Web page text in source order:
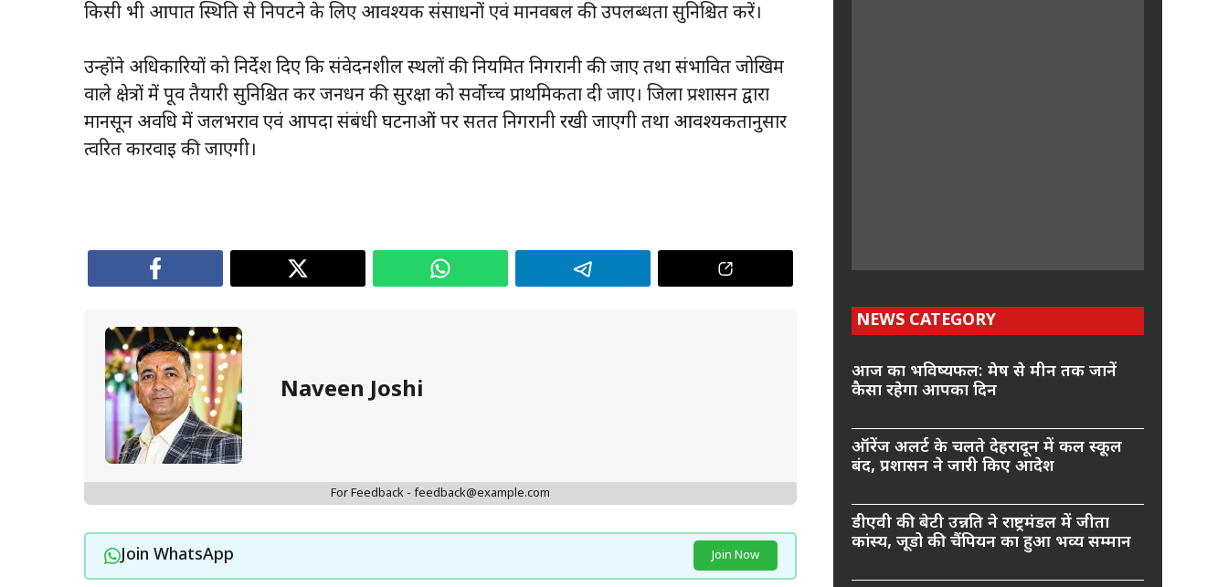
किसी भी आपात स्थिति से निपटने के लिए आवश्यक संसाधनों एवं मानवबल की उपलब्धता सुनिश्चित करें।
उन्होंने अधिकारियों को निर्देश दिए कि संवेदनशील स्थलों की नियमित निगरानी की जाए तथा संभावित जोखिम
वाले क्षेत्रों में पूर्व तैयारी सुनिश्चित कर जनधन की सुरक्षा को सर्वाेच्च प्राथमिकता दी जाए। जिला प्रशासन द्वारा
मानसून अवधि में जलभराव एवं आपदा संबंधी घटनाओं पर सतत निगरानी रखी जाएगी तथा आवश्यकतानुसार
त्वरित कार्रवाई की जाएगी।
Naveen Joshi
For Feedback - feedback@example.com
Join WhatsApp Join Now
NEWS CATEGORY
आज का भविष्यफल: मेष से मीन तक जानें
कैसा रहेगा आपका दिन
ऑरेंज अलर्ट के चलते देहरादून में कल स्कूल
बंद, प्रशासन ने जारी किए आदेश
डीएवी की बेटी उन्नति ने राष्ट्रमंडल में जीता
कांस्य, जूडो की चैंपियन का हुआ भव्य सम्मान